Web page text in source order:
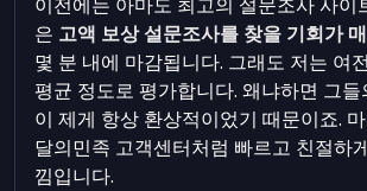
은 고액 보상 설문조사를 찾을 기회가
몇 분 내에 마감됩니다. 그래도 저는 여
평균 정도로 평가합니다. 왜냐하면 그
이 제게 항상 환상적이었기 때문이죠.
달의민족 고객센터처럼 빠르고 친절하
낌입니다.